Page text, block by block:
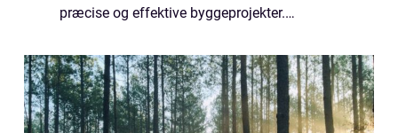
præcise og effektive byggeprojekter.
anvender specialiserede værktøjer og
diamantbesatte bo...